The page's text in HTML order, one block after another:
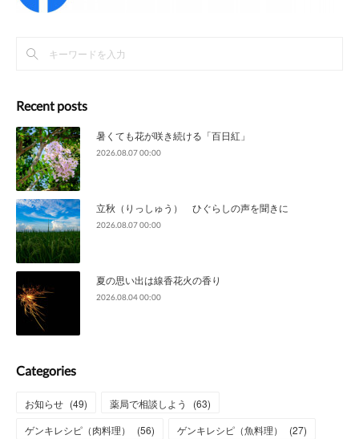
Recent posts
暑くても花が咲き続ける「百日紅」
2026.08.07 00:00
立秋（りっしゅう） ひぐらしの声を聞きに
2026.08.07 00:00
夏の思い出は線香花火の香り
2026.08.04 00:00
Categories
お知らせ (49) 薬局で相談しよう (63)
ゲンキレシピ（肉料理）
(56) ゲンキレシピ（魚料理） (27)